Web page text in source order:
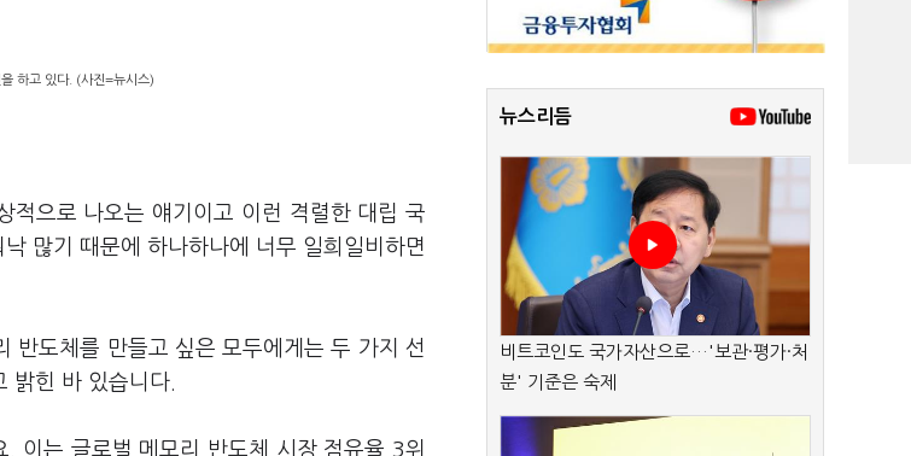
하고 있다. (사진=뉴시스)
적으로 나오는 얘기이고 이런 격렬한 대립 국
많기 때문에 하나하나에 너무 일희일비하면
반도체를 만들고 싶은 모두에게는 두 가지 선
밝힌 바 있습니다.
이는 글로벌 메모리 반도체 시장 점유율 3위
뉴스리듬
비트코인도 국가자산으로…'보관·평가·처
분' 기준은 숙제